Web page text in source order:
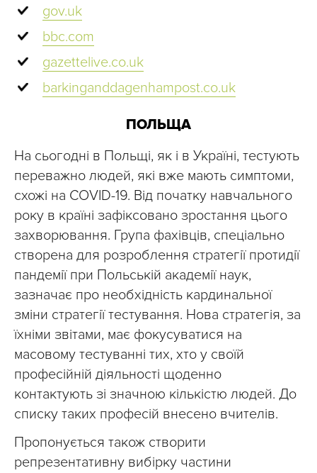
gov.uk
bbc.com
gazettelive.co.uk
barkinganddagenhampost.co.uk
ПОЛЬЩА
На сьогодні в Польщі, як і в Україні, тестують
переважно людей, які вже мають симптоми,
схожі на COVID-19. Від початку навчального
року в країні зафіксовано зростання цього
захворювання. Група фахівців, спеціально
створена для розроблення стратегії протидії
пандемії при Польській академії наук,
зазначає про необхідність кардинальної
зміни стратегії тестування. Нова стратегія, за
їхніми звітами, має фокусуватися на
масовому тестуванні тих, хто у своїй
професійній діяльності щоденно
контактують зі значною кількістю людей. До
списку таких професій внесено вчителів.
Пропонується також створити
репрезентативну вибірку частини